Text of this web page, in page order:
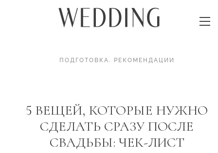
ПОДГОТОВКА. РЕКОМЕНДАЦИИ
5 ВЕЩЕЙ, КОТОРЫЕ НУЖНО
СДЕЛАТЬ СРАЗУ ПОСЛЕ
СВАДЬБЫ: ЧЕК-ЛИСТ